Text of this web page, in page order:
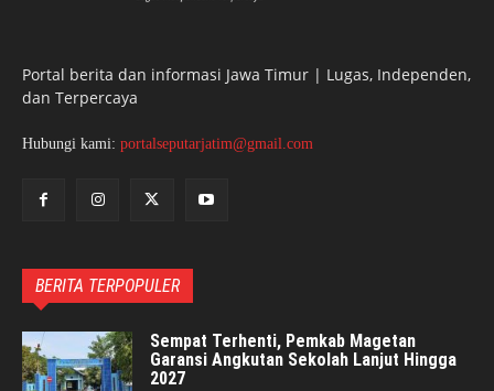
Portal berita dan informasi Jawa Timur | Lugas, Independen,
dan Terpercaya
Hubungi kami: portalseputarjatim@gmail.com
BERITA TERPOPULER
Sempat Terhenti, Pemkab Magetan
Garansi Angkutan Sekolah Lanjut Hingga
2027